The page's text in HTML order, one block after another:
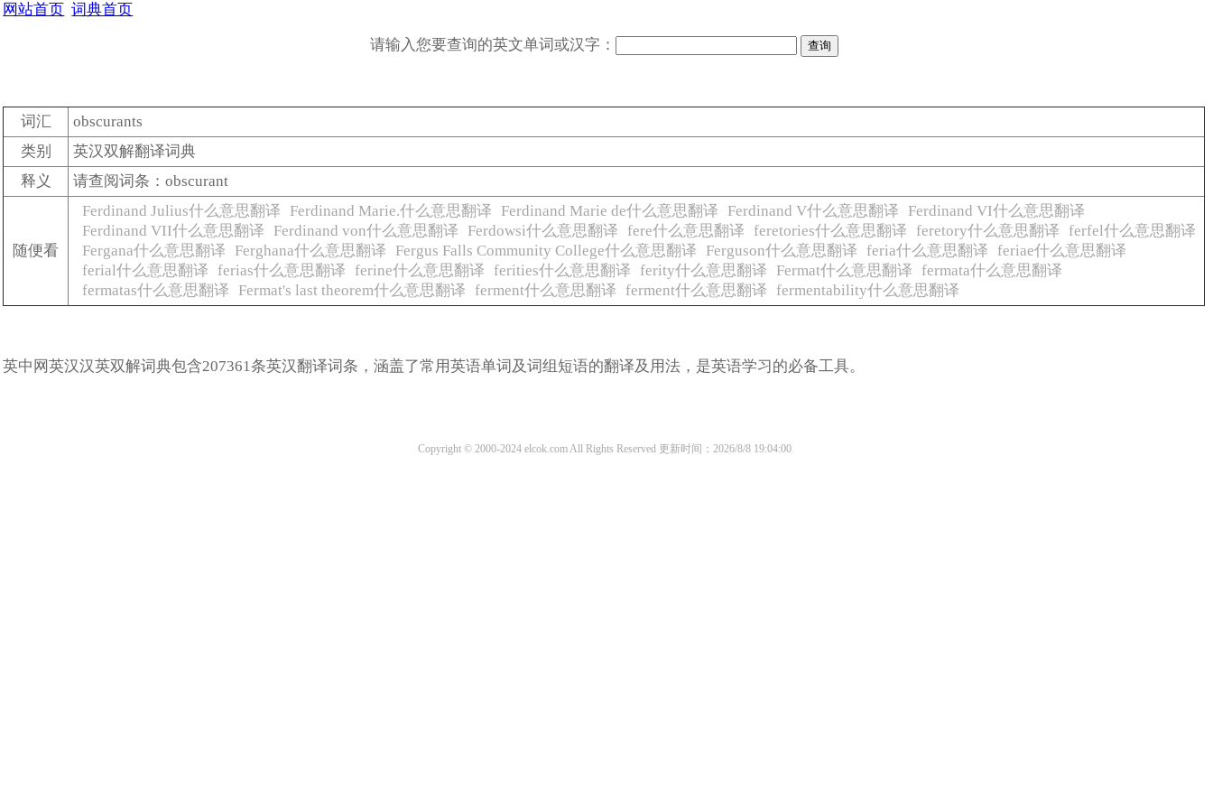
网站首页 词典首页
请输入您要查询的英文单词或汉字：
词汇
obscurants
类别
英汉双解翻译词典
释义
请查阅词条：obscurant
随便看
Ferdinand Julius什么意思翻译 Ferdinand Marie.什么意思翻译 Ferdinand Marie de什么意思翻译 Ferdinand V什么意思翻译
Ferdinand VI什么意思翻译
Ferdinand VII什么意思翻译
Ferdinand von什么意思翻译 Ferdowsi什么意思翻译 fere什么意思翻译 feretories什么意思翻译 feretory什么意思翻译
ferfel什么意思翻译
Fergana什么意思翻译
Ferghana什么意思翻译 Fergus Falls Community College什么意思翻译 Ferguson什么意思翻译 feria什么意思翻译
feriae什么意思翻译
ferial什么意思翻译
ferias什么意思翻译 ferine什么意思翻译 ferities什么意思翻译 ferity什么意思翻译 Fermat什么意思翻译
fermata什么意思翻译
fermatas什么意思翻译
Fermat's last theorem什么意思翻译 ferment什么意思翻译 ferment什么意思翻译 fermentability什么意思翻译
英中网英汉汉英双解词典包含207361条英汉翻译词条，涵盖了常用英语单词及词组短语的翻译及用法，是英语学习的必备工具。
Copyright © 2000-2024 elcok.com All Rights Reserved 更新时间：2026/8/8 19:04:00